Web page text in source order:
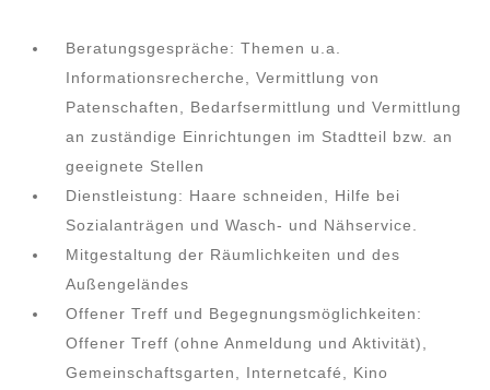
Beratungsgespräche: Themen u.a.
Informationsrecherche, Vermittlung von
Patenschaften, Bedarfsermittlung und Vermittlung
an zuständige Einrichtungen im Stadtteil bzw. an
geeignete Stellen
Dienstleistung: Haare schneiden, Hilfe bei
Sozialanträgen und Wasch- und Nähservice.
Mitgestaltung der Räumlichkeiten und des
Außengeländes
Offener Treff und Begegnungsmöglichkeiten:
Offener Treff (ohne Anmeldung und Aktivität),
Gemeinschaftsgarten, Internetcafé, Kino